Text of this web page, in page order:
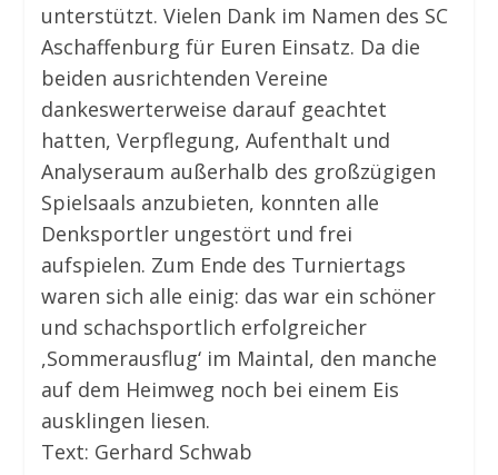
unterstützt. Vielen Dank im Namen des SC
Aschaffenburg für Euren Einsatz. Da die
beiden ausrichtenden Vereine
dankeswerterweise darauf geachtet
hatten, Verpflegung, Aufenthalt und
Analyseraum außerhalb des großzügigen
Spielsaals anzubieten, konnten alle
Denksportler ungestört und frei
aufspielen. Zum Ende des Turniertags
waren sich alle einig: das war ein schöner
und schachsportlich erfolgreicher
,Sommerausflug‘ im Maintal, den manche
auf dem Heimweg noch bei einem Eis
ausklingen liesen.
Text: Gerhard Schwab